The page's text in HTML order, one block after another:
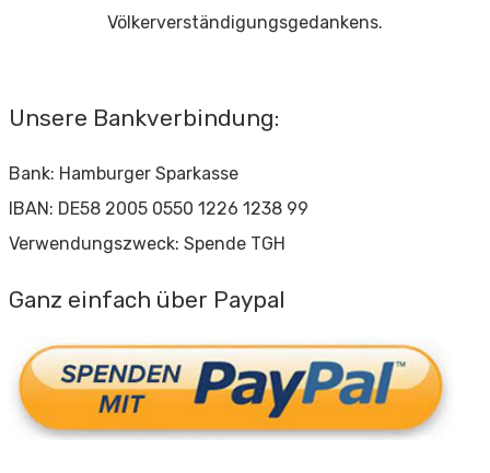
Völkerverständigungsgedankens.
Unsere Bankverbindung:
Bank: Hamburger Sparkasse
IBAN: DE58 2005 0550 1226 1238 99
Verwendungszweck: Spende TGH
Ganz einfach über Paypal